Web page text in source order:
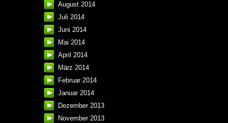
August 2014
Juli 2014
Juni 2014
Mai 2014
April 2014
März 2014
Februar 2014
Januar 2014
Dezember 2013
November 2013